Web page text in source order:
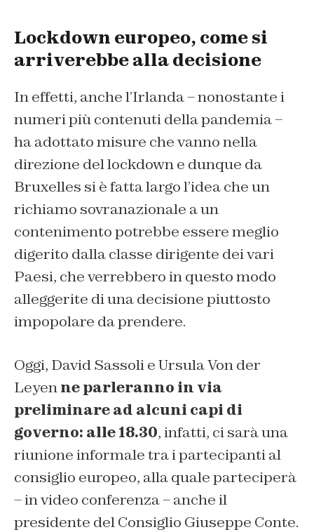
Lockdown europeo, come si
arriverebbe alla decisione
In effetti, anche l’Irlanda – nonostante i
numeri più contenuti della pandemia –
ha adottato misure che vanno nella
direzione del lockdown e dunque da
Bruxelles si è fatta largo l’idea che un
richiamo sovranazionale a un
contenimento potrebbe essere meglio
digerito dalla classe dirigente dei vari
Paesi, che verrebbero in questo modo
alleggerite di una decisione piuttosto
impopolare da prendere.
Oggi, David Sassoli e Ursula Von der
Leyenne parleranno in via
preliminare ad alcuni capi di
governo: alle 18.30, infatti, ci sarà una
riunione informale tra i partecipanti al
consiglio europeo, alla quale parteciperà
– in video conferenza – anche il
presidente del Consiglio Giuseppe Conte.